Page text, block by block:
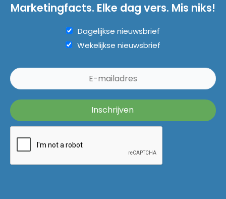
Marketingfacts. Elke dag vers. Mis niks!
Dagelijkse nieuwsbrief
Wekelijkse nieuwsbrief